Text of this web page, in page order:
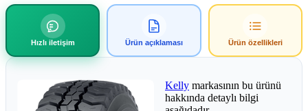
Hızlı iletişim Ürün açıklaması Ürün özellikleri
Kelly markasının bu ürünü
hakkında detaylı bilgi